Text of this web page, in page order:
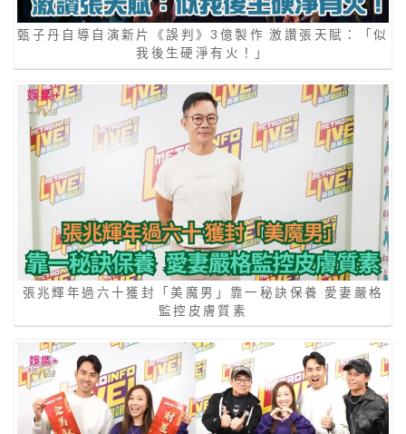
甄子丹自導自演新片《誤判》3億製作 激讚張天賦：「似
我後生硬淨有火！」
張兆輝年過六十獲封「美魔男」靠一秘訣保養 愛妻嚴格
監控皮膚質素